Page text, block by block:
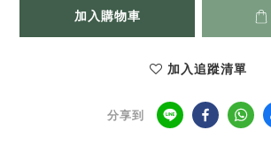
加入購物車
加入追蹤清單
分享到